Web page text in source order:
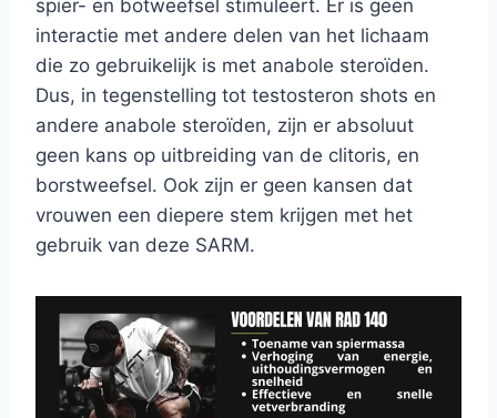
spier- en botweefsel stimuleert. Er is geen
interactie met andere delen van het lichaam
die zo gebruikelijk is met anabole steroïden.
Dus, in tegenstelling tot testosteron shots en
andere anabole steroïden, zijn er absoluut
geen kans op uitbreiding van de clitoris, en
borstweefsel. Ook zijn er geen kansen dat
vrouwen een diepere stem krijgen met het
gebruik van deze SARM.